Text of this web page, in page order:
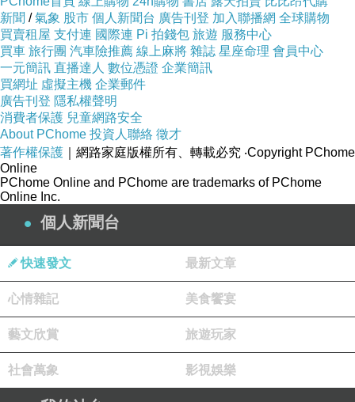
對不會有任何「侵權」的問題（得意大笑）！就
連刊頭照片也請出籃球小子行銷這一場「新書
⟪滿級分作文煉金術⟫＋60分鐘線上導讀課」預購
活動呢！
對了，早鳥優惠價活動只到
迎有需要、有興趣的舊雨新知前往大樹林出版社
網站參觀、瞭解，手刀速度要快啊！！！！！
◼購買《滿級分作文煉金術》單書（
▸▸ https://reurl.cc/A48Emp
◼購買《滿級分作文煉金術》加線上導讀課（早
鳥組合價只要＄
新聞 /氣象 股市 個人新聞台 廣告刊登 加入聯播網 全球購物
買賣租屋 支付連 國際連 Pi 拍錢包 旅遊 服務中心
買車 旅行團 汽車險推薦 線上麻將 雜誌 星座命理 會員中心
一元簡訊 直播達人 數位憑證 企業簡訊
買網址 虛擬主機 企業郵件
廣告刊登 隱私權聲明
消費者保護 兒童網路安全
About PChome 投資人聯絡 徵才
著作權保護 ｜網路家庭版權所有、轉載必究 ‧Copyright PChome
Online
PChome Online and PChome are trademarks of PChome
Online Inc.
個人新聞台
快速發文 最新文章
心情雜記 美食饗宴
藝文欣賞 旅遊玩家
社會萬象 影視娛樂